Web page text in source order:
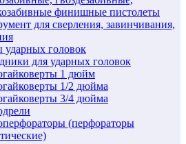
финишные пистолеты
для сверления, завинчивания,
ударных головок
для ударных головок
1 дюйм
1/2 дюйма
3/4 дюйма
(перфораторы